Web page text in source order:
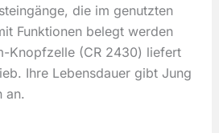
die im genutzten
Funktionen belegt werden
Knopfzelle (CR 2430) liefert
Ihre Lebensdauer gibt Jung
an.